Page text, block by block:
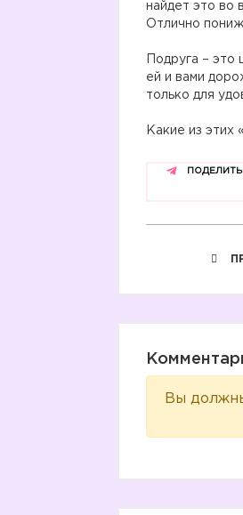
найдет это во
Отлично
Подруга –
ей и вами
только для
Какие из этих
Вы